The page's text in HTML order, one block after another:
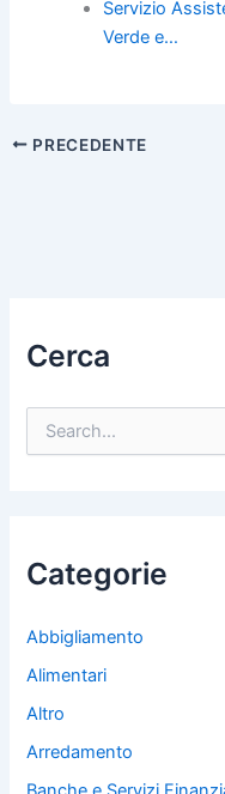
Servizio
Verde e…
PRECEDENTE
Cerca
Categorie
Abbigliamento
Alimentari
Altro
Arredamento